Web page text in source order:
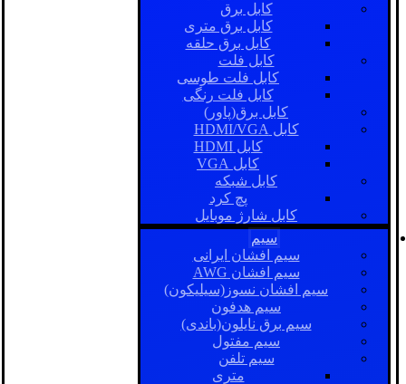
کابل برق
کابل برق متری
کابل برق حلقه
کابل فلت
کابل فلت طوسی
کابل فلت رنگی
کابل برق(پاور)
کابل HDMI/VGA
کابل HDMI
کابل VGA
کابل شبکه
پچ کرد
کابل شارژ موبایل
سیم
سیم افشان ایرانی
سیم افشان AWG
سیم افشان نسوز(سیلیکون)
سیم هدفون
سیم برق نایلون(باندی)
سیم مفتول
سیم تلفن
متری